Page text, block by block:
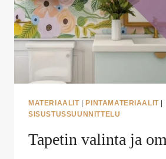
MATERIAALIT|PINTAMATERIAALIT|
SISUSTUSSUUNNITTELU
Tapetin valinta ja